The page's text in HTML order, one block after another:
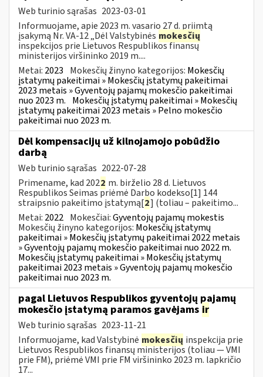
Web turinio sąrašas 2023-03-01
Informuojame, apie 2023 m. vasario 27 d. priimtą
įsakymą Nr. VA-12 „Dėl Valstybinės mokesčių
inspekcijos prie Lietuvos Respublikos finansų
ministerijos viršininko 2019 m....
Metai: 2023 Mokesčių žinyno kategorijos: Mokesčių
įstatymų pakeitimai » Mokesčių įstatymų pakeitimai
2023 metais » Gyventojų pajamų mokesčio pakeitimai
nuo 2023 m. Mokesčių įstatymų pakeitimai » Mokesčių
įstatymų pakeitimai 2023 metais » Pelno mokesčio
pakeitimai nuo 2023 m.
Dėl kompensacijų už kilnojamojo pobūdžio
darbą
Web turinio sąrašas 2022-07-28
Primename, kad 2022 m. birželio 28 d. Lietuvos
Respublikos Seimas priėmė Darbo kodekso[1] 144
straipsnio pakeitimo įstatymą[2] (toliau – pakeitimo...
Metai: 2022 Mokesčiai:Gyventojų pajamų mokestis
Mokesčių žinyno kategorijos: Mokesčių įstatymų
pakeitimai » Mokesčių įstatymų pakeitimai 2022 metais
» Gyventojų pajamų mokesčio pakeitimai nuo 2022 m.
Mokesčių įstatymų pakeitimai » Mokesčių įstatymų
pakeitimai 2023 metais » Gyventojų pajamų mokesčio
pakeitimai nuo 2023 m.
pagal Lietuvos Respublikos gyventojų pajamų
mokesčio įstatymą paramos gavėjams ir
Web turinio sąrašas 2023-11-21
Informuojame, kad Valstybinė mokesčių inspekcija prie
Lietuvos Respublikos finansų ministerijos (toliau — VMI
prie FM), priėmė VMI prie FM viršininko 2023 m. lapkričio
17...